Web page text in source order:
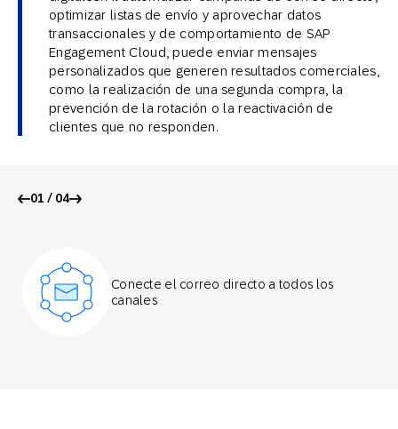
optimizar listas de envío y aprovechar datos
transaccionales y de comportamiento de SAP
Engagement Cloud, puede enviar mensajes
personalizados que generen resultados comerciales,
como la realización de una segunda compra, la
prevención de la rotación o la reactivación de
clientes que no responden.
01 / 04
Conecte el correo directo a todos los
canales